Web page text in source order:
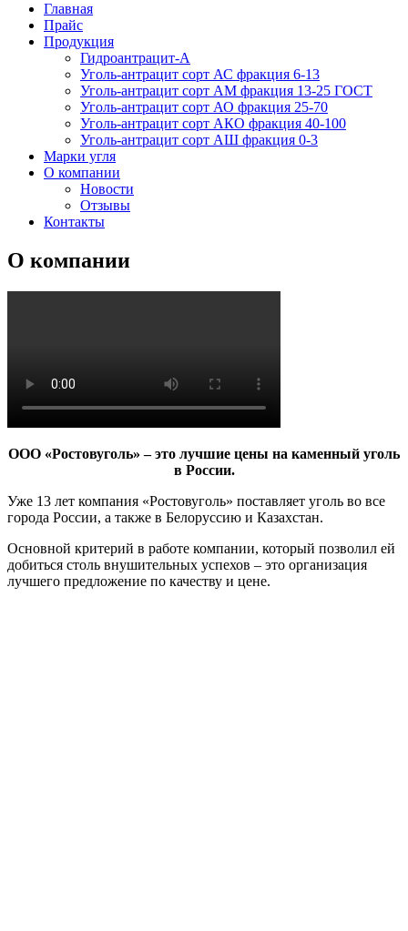
Главная
Прайс
Продукция
Гидроантрацит-А
Уголь-антрацит сорт АС фракция 6-13
Уголь-антрацит сорт АМ фракция 13-25 ГОСТ
Уголь-антрацит сорт АО фракция 25-70
Уголь-антрацит сорт АКО фракция 40-100
Уголь-антрацит сорт АШ фракция 0-3
Марки угля
О компании
Новости
Отзывы
Контакты
О компании
ООО «Ростовуголь» – это лучшие цены на каменный уголь
в России.
Уже 13 лет компания «Ростовуголь» поставляет уголь во все
города России, а также в Белоруссию и Казахстан.
Основной критерий в работе компании, который позволил ей
добиться столь внушительных успехов – это организация
лучшего предложение по качеству и цене.